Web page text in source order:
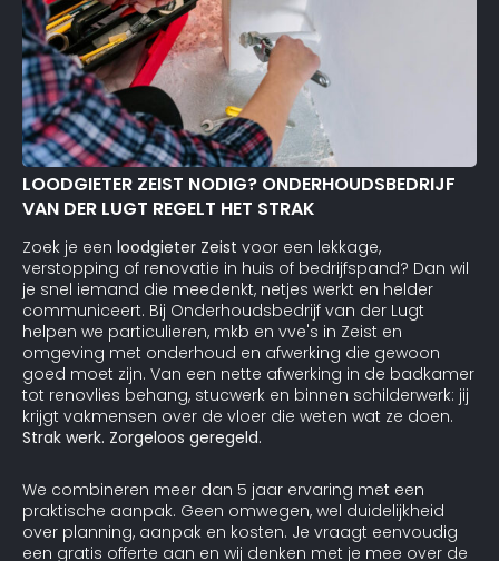
LOODGIETER ZEIST NODIG? ONDERHOUDSBEDRIJF
VAN DER LUGT REGELT HET STRAK
Zoek je een loodgieter Zeist voor een lekkage,
verstopping of renovatie in huis of bedrijfspand? Dan wil
je snel iemand die meedenkt, netjes werkt en helder
communiceert. Bij Onderhoudsbedrijf van der Lugt
helpen we particulieren, mkb en vve's in Zeist en
omgeving met onderhoud en afwerking die gewoon
goed moet zijn. Van een nette afwerking in de badkamer
tot renovlies behang, stucwerk en binnen schilderwerk: jij
krijgt vakmensen over de vloer die weten wat ze doen.
Strak werk. Zorgeloos geregeld.
We combineren meer dan 5 jaar ervaring met een
praktische aanpak. Geen omwegen, wel duidelijkheid
over planning, aanpak en kosten. Je vraagt eenvoudig
een gratis offerte aan en wij denken met je mee over de